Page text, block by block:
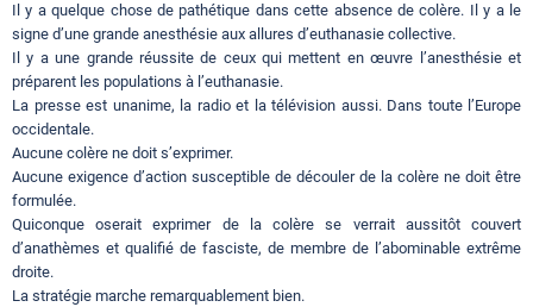
Il y a quelque chose de pathétique dans cette absence de colère. Il y a le
signe d’une grande anesthésie aux allures d’euthanasie collective.
Il y a une grande réussite de ceux qui mettent en œuvre l’anesthésie et
préparent les populations à l’euthanasie.
La presse est unanime, la radio et la télévision aussi. Dans toute l’Europe
occidentale.
Aucune colère ne doit s’exprimer.
Aucune exigence d’action susceptible de découler de la colère ne doit être
formulée.
Quiconque oserait exprimer de la colère se verrait aussitôt couvert
d’anathèmes et qualifié de fasciste, de membre de l’abominable extrême
droite.
La stratégie marche remarquablement bien.